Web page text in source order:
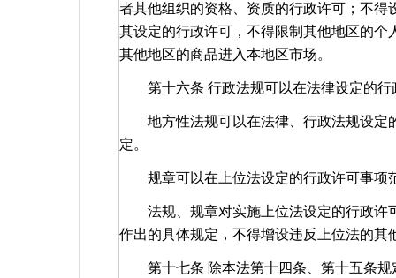
者其他组织的资格、资质的行政许可；不
其设定的行政许可，不得限制其他地区的
其他地区的商品进入本地区市场。
第十六条 行政法规可以在法律设定的行
地方性法规可以在法律、行政法规设定
定。
规章可以在上位法设定的行政许可事项
法规、规章对实施上位法设定的行政许
作出的具体规定，不得增设违反上位法的其
第十七条 除本法第十四条、第十五条规